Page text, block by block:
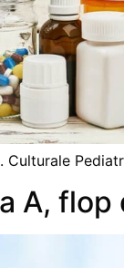
Culturale
A, flop